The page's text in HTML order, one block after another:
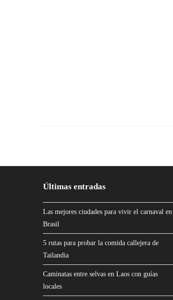
Últimas entradas
Las mejores ciudades para vivir el carnaval en
Brasil
5 rutas para probar la comida callejera de
Tailandia
Caminatas entre selvas en Laos con guías
locales